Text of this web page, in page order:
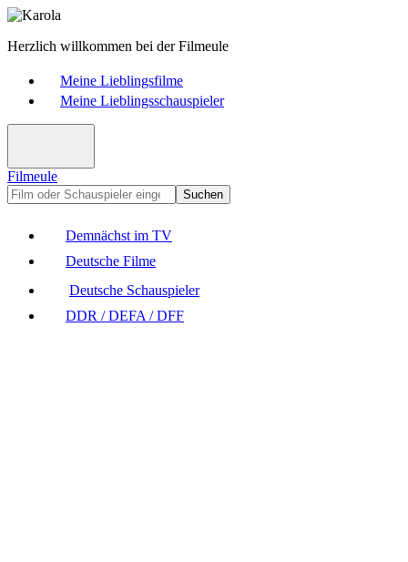
Herzlich willkommen bei der Filmeule
Meine Lieblingsfilme
Meine Lieblingsschauspieler
Filmeule
Suchen
Demnächst im TV
Deutsche Filme
Deutsche Schauspieler
DDR / DEFA / DFF